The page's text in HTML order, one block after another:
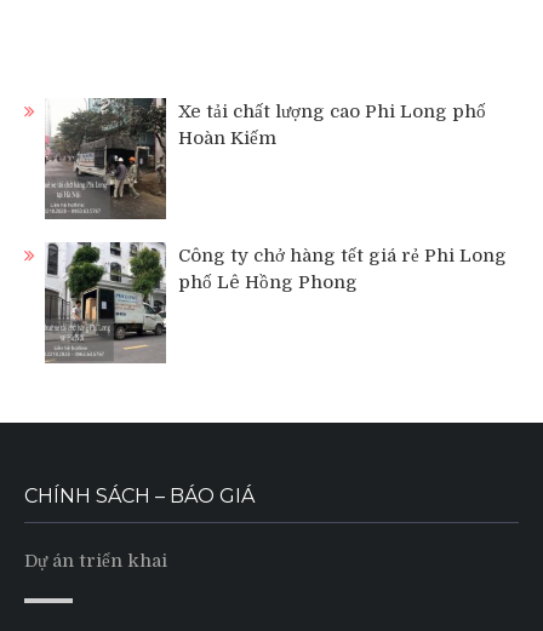
Xe tải chất lượng cao Phi Long phố
Hoàn Kiếm
Công ty chở hàng tết giá rẻ Phi Long
phố Lê Hồng Phong
CHÍNH SÁCH – BÁO GIÁ
Dự án triển khai